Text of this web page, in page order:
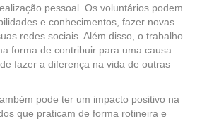
pessoal. Os voluntários podem
e conhecimentos, fazer novas
redes sociais. Além disso, o trabalho
forma de contribuir para uma causa
fazer a diferença na vida de outras
pode ter um impacto positivo na
que praticam de forma rotineira e